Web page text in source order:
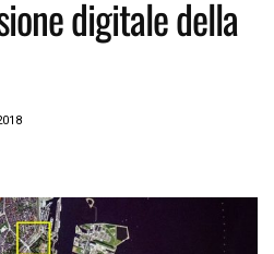
digitale della